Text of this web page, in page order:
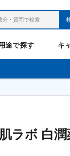
途で探す
み
キ
ラボ 白